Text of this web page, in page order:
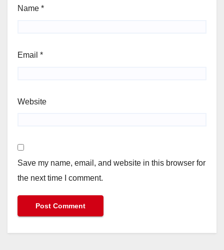
Name *
Email *
Website
Save my name, email, and website in this browser for
the next time I comment.